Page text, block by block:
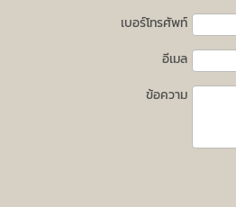
เบอร์โทรศัพท์
อีเมล
ข้อความ